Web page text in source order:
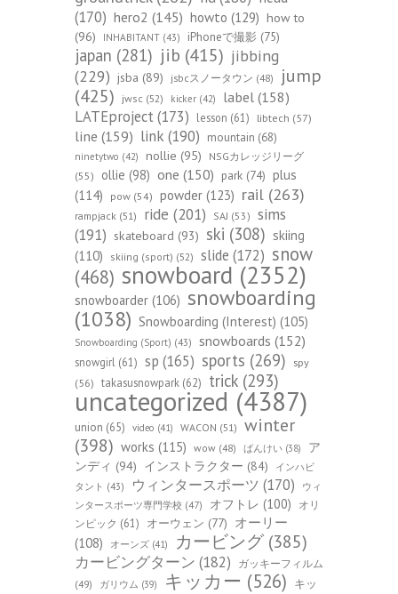
(170) hero2 (145) howto (129) how to
(96)
INHABITANT (43) iPhoneで撮影 (75)
japan (281) jib (415) jibbing
(229) jsba (89) jsbcスノータウン (48)
jump
(425)
jwsc (52) kicker (42) label (158)
LATEproject(173) lesson (61) libtech (57)
line (159) link (190) mountain (68)
ninetytwo (42) nollie (95)
NSGカレッジリーグ
(55)
ollie (98) one (150) park (74) plus
(114)
pow (54) powder (123) rail (263)
rampjack (51) ride (201) SAJ (53) sims
(191) skateboard (93) ski (308) skiing
(110)
skiing (sport) (52) slide (172) snow
(468) snowboard (2352)
snowboarder (106) snowboarding
(1038) Snowboarding (Interest) (105)
Snowboarding (Sport) (43) snowboards (152)
snowgirl (61) sp (165) sports (269)
spy
(56) takasusnowpark (62) trick (293)
uncategorized (4387)
union (65) video (41) WACON (51) winter
(398) works (115) wow (48) ばんけい (38)
ア
ンディ (94) インストラクター (84)
インハビ
タント (43) ウィンタースポーツ (170)
ウィ
ンタースポーツ専門学校 (47) オフトレ (100)
オリ
ンピック (61) オーウェン (77) オーリー
(108)
オーンズ (41) カービング (385)
カービングターン (182)
ガッキーフィルム
(49)
ガリウム (39) キッカー (526) キッ